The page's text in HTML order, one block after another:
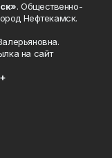
. Общественно-
Нефтекамск.
на сайт